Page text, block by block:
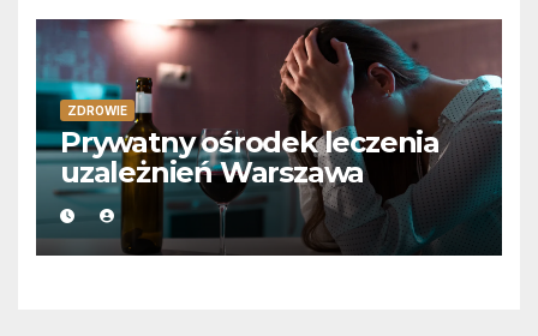
ZDROWIE
Prywatny ośrodek leczenia
uzależnień Warszawa